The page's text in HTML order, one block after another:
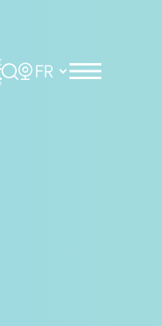
Rechercher
Choisir la langue